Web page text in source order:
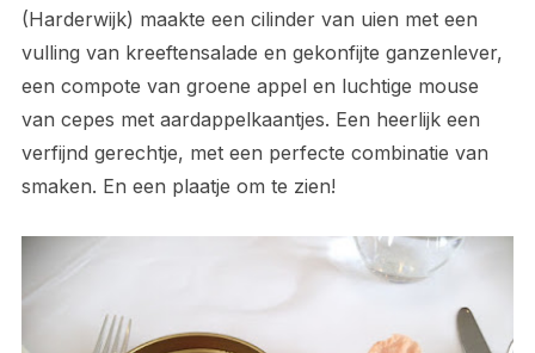
(Harderwijk) maakte een cilinder van uien met een
vulling van kreeftensalade en gekonfijte ganzenlever,
een compote van groene appel en luchtige mouse
van cepes met aardappelkaantjes. Een heerlijk een
verfijnd gerechtje, met een perfecte combinatie van
smaken. En een plaatje om te zien!